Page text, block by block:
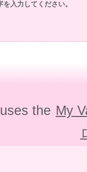
入力してください。
the My